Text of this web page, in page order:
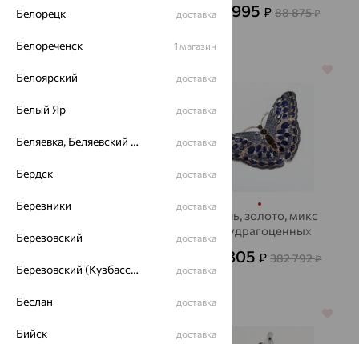
80 345 от 31 995₽ 88 875₽
Брошь, золото, микс
полудрагоценных
камней, SOKOLOV
Брошь, золото, микс
полудрагоценных
камней, SOKOLOV
137 805₽ 382 792₽
Белорецк доставка
Белореченск 1 магазин
Белоярский доставка
Белый Яр доставка
Беляевка, Беляевский р-он доставка
Бердск доставка
Березники доставка
Березовский доставка
Березовский (Кузбасс), Берёзовский г/о доставка
Беслан доставка
Бийск доставка